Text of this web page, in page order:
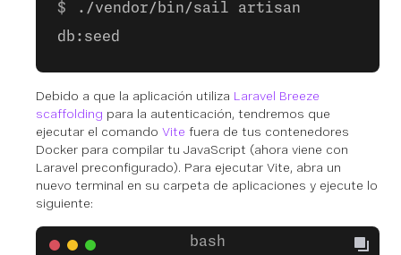
./vendor/bin/sail artisan
db:seed
Debido a que la aplicación utiliza Laravel Breeze
scaffolding para la autenticación, tendremos que
ejecutar el comando Vite fuera de tus contenedores
Docker para compilar tu JavaScript (ahora viene con
Laravel preconfigurado). Para ejecutar Vite, abra un
nuevo terminal en su carpeta de aplicaciones y ejecute lo
siguiente: